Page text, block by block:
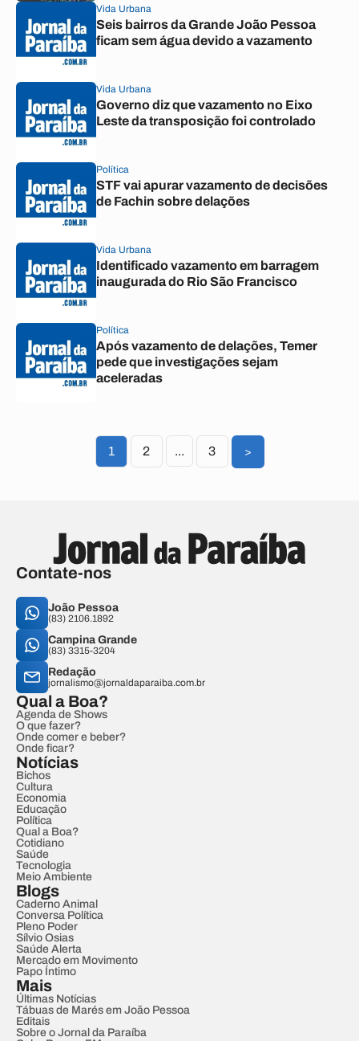
Vida Urbana
Seis bairros da Grande João Pessoa
ficam sem água devido a vazamento
Vida Urbana
Governo diz que vazamento no Eixo
Leste da transposição foi controlado
Política
STF vai apurar vazamento de decisões
de Fachin sobre delações
Vida Urbana
Identificado vazamento em barragem
inaugurada do Rio São Francisco
Política
Após vazamento de delações, Temer
pede que investigações sejam
aceleradas
1 2 ... 3 >
Contate-nos
João Pessoa
(83) 2106.1892
Campina Grande
(83) 3315-3204
Redação
jornalismo@jornaldaparaiba.com.br
Qual a Boa?
Agenda de Shows
O que fazer?
Onde comer e beber?
Onde ficar?
Notícias
Bichos
Cultura
Economia
Educação
Política
Qual a Boa?
Cotidiano
Saúde
Tecnologia
Meio Ambiente
Blogs
Caderno Animal
Conversa Política
Pleno Poder
Sílvio Osias
Saúde Alerta
Mercado em Movimento
Papo Íntimo
Mais
Últimas Notícias
Tábuas de Marés em João Pessoa
Editais
Sobre o Jornal da Paraíba